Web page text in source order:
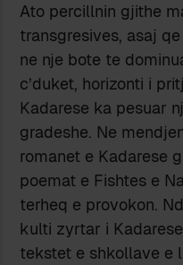
Ato percillnin gjithe
transgresives, asaj
ne nje bote te
c’duket, horizonti i
Kadarese ka pesuar
gradeshe. Ne
romanet e Kadarese
poemat e Fishtes e
terheq e provokon.
kulti zyrtar i
tekstet e shkollave e